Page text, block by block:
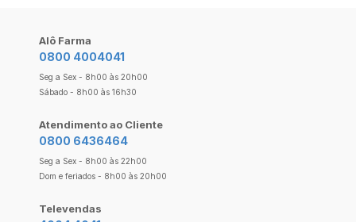
Alô Farma
0800 4004041
Seg a Sex - 8h00 às 20h00
Sábado - 8h00 às 16h30
Atendimento ao Cliente
0800 6436464
Seg a Sex - 8h00 às 22h00
Dom e feriados - 8h00 às 20h00
Televendas